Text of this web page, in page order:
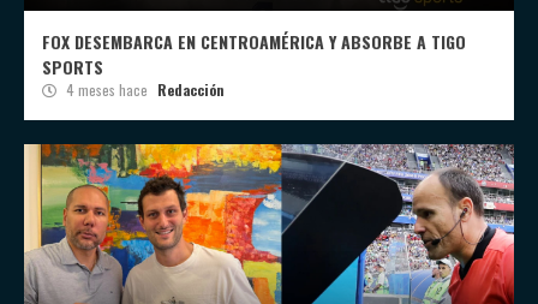
FOX DESEMBARCA EN CENTROAMÉRICA Y ABSORBE A TIGO
SPORTS
4 meses hace Redacción